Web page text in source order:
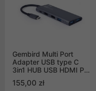
Gembird Multi Port
Adapter USB type C
3in1 HUB USB HDMI PD
155,00 zł